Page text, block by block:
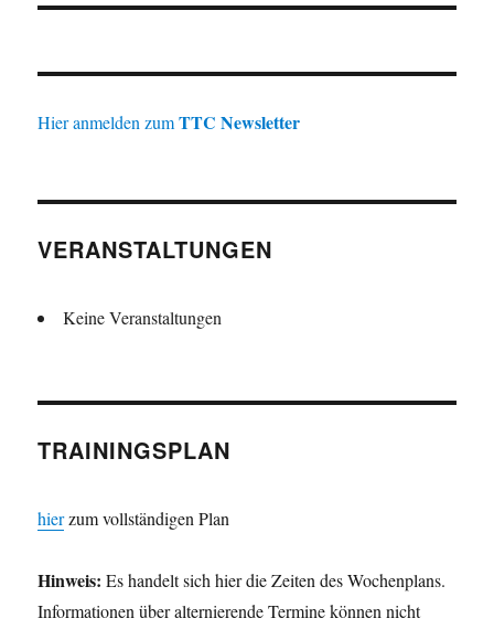
Hier anmelden zumTTC Newsletter
VERANSTALTUNGEN
Keine Veranstaltungen
TRAININGSPLAN
hierzum vollständigen Plan
Hinweis: Es handelt sich hier die Zeiten des Wochenplans.
Informationen über alternierende Termine können nicht